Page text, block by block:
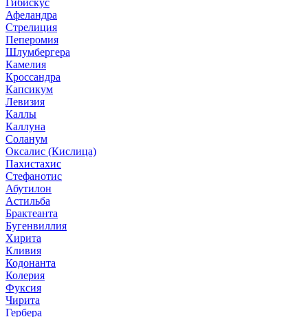
Гибискус
Афеландра
Стрелиция
Пеперомия
Шлумбергера
Камелия
Кроссандра
Капсикум
Левизия
Каллы
Каллуна
Соланум
Оксалис (Кислица)
Пахистахис
Стефанотис
Абутилон
Астильба
Брактеанта
Бугенвиллия
Хирита
Кливия
Кодонанта
Колерия
Фуксия
Чирита
Гербера